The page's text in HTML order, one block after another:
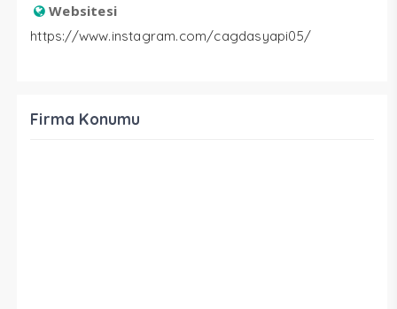
Websitesi
https://www.instagram.com/cagdasyapi05/
Firma Konumu